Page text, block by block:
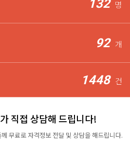
132 명
92 개
1448 건
가 직접 상담해 드립니다!
무료로 자격정보 전달 및 상담을 해드립니다.